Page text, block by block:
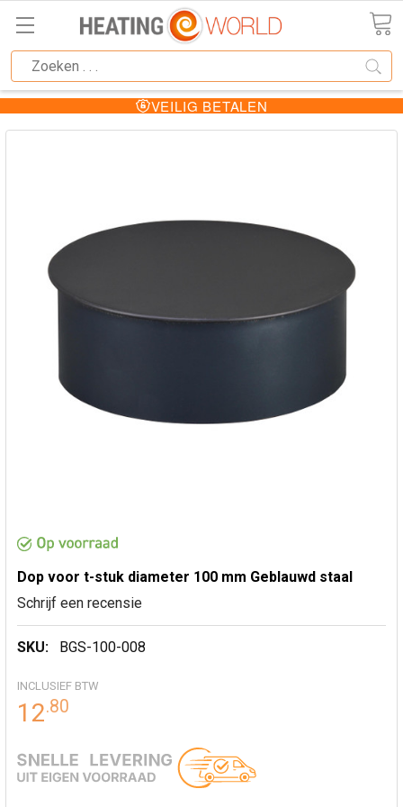
VEILIG BETALEN
Dop voor t-stuk diameter 100 mm Geblauwd staal
Schrijf een recensie
SKU: BGS-100-008
INCLUSIEF BTW
12.80